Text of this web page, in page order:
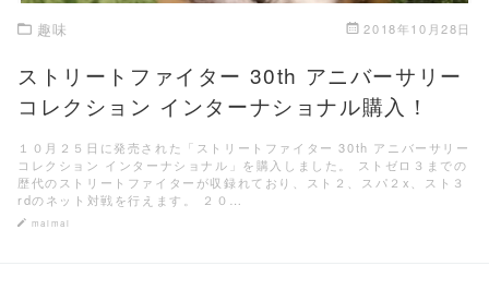
趣味 2018年10月28日
ストリートファイター 30th アニバーサリー
コレクション インターナショナル購入！
１０月２５日に発売された「ストリートファイター 30th アニバーサリー
コレクション インターナショナル」を購入しました。 ストゼロ３までの
歴代のストリートファイターが収録れており、スト２、スパ２x、スト３
rdのネット対戦を行えます。 ２０…
maimai